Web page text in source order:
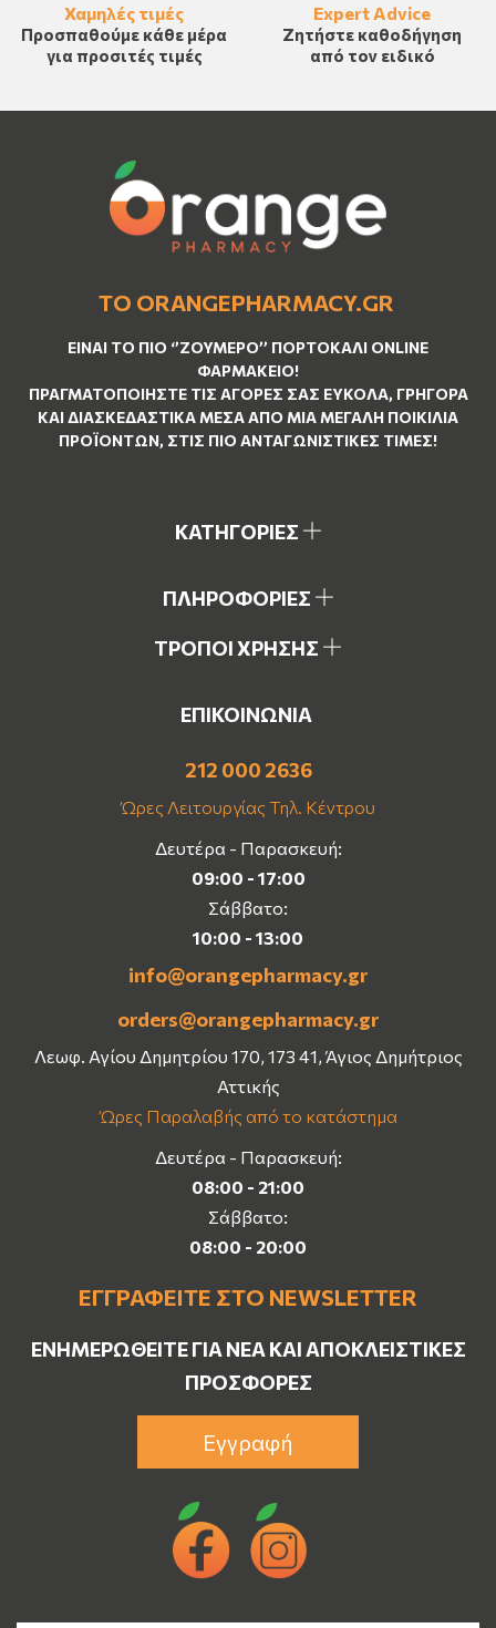
Χαμηλές τιμές
Προσπαθούμε κάθε μέρα
για προσιτές τιμές
Expert Advice
Ζητήστε καθοδήγηση
από τον ειδικό
ΤΟ ORANGEPHARMACY.GR
ΕΊΝΑΙ ΤO ΠΙΟ ‘’ΖΟΥΜΕΡΌ’’ ΠΟΡΤΟΚΑΛΊ ΟNLINE
ΦΑΡΜΑΚΕΊΟ!
ΠΡΑΓΜΑΤΟΠΟΙΉΣΤΕ ΤΙΣ ΑΓΟΡΈΣ ΣΑΣ ΕΎΚΟΛΑ, ΓΡΉΓΟΡΑ
ΚΑΙ ΔΙΑΣΚΕΔΑΣΤΙΚΆ ΜΈΣΑ ΑΠΌ ΜΙΑ ΜΕΓΆΛΗ ΠΟΙΚΙΛΊΑ
ΠΡΟΪΌΝΤΩΝ, ΣΤΙΣ ΠΙΟ ΑΝΤΑΓΩΝΙΣΤΙΚΈΣ ΤΙΜΈΣ!
ΚΑΤΗΓΟΡΙΕΣ
ΠΛΗΡΟΦΟΡΙΕΣ
ΤΡΟΠΟΙ ΧΡΗΣΗΣ
ΕΠΙΚΟΙΝΩΝΙΑ
212 000 2636
Ώρες Λειτουργίας Τηλ. Κέντρου
Δευτέρα - Παρασκευή:
09:00 - 17:00
Σάββατο:
10:00 - 13:00
info@orangepharmacy.gr
orders@orangepharmacy.gr
Λεωφ. Αγίου Δημητρίου 170, 173 41, Άγιος Δημήτριος
Αττικής
Ώρες Παραλαβής από το κατάστημα
Δευτέρα - Παρασκευή:
08:00 - 21:00
Σάββατο:
08:00 - 20:00
ΕΓΓΡΑΦΕΊΤΕ ΣΤΟ NEWSLETTER
ΕΝΗΜΕΡΩΘΕΊΤΕ ΓΙΑ ΝΈΑ ΚΑΙ ΑΠΟΚΛΕΙΣΤΙΚΈΣ
ΠΡΟΣΦΟΡΈΣ
Εγγραφή